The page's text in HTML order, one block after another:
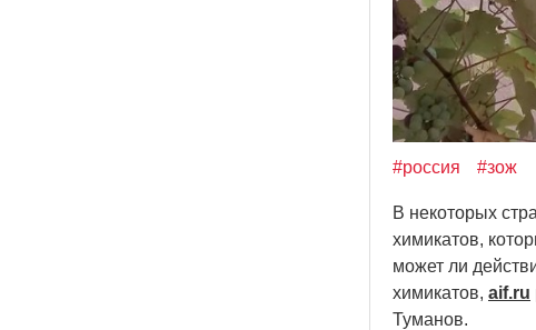
#россия #зож
В некоторых
химикатов,
может ли
химикатов, aif.ru
Туманов.